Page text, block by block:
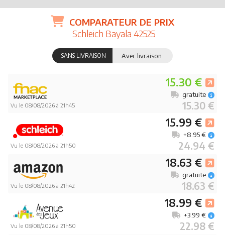
COMPARATEUR DE PRIX
Schleich Bayala 42525
SANS LIVRAISON Avec livraison
Vu le 08/08/2026 à 21h45
15.30 €
15.30 €
gratuite
Vu le 08/08/2026 à 21h50
15.99 €
24.94 €
+8.95 €
Vu le 08/08/2026 à 21h42
18.63 €
18.63 €
gratuite
Vu le 08/08/2026 à 21h50
18.99 €
22.98 €
+3.99 €